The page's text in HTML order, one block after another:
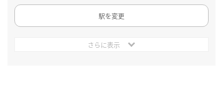
駅を変更
さらに表示